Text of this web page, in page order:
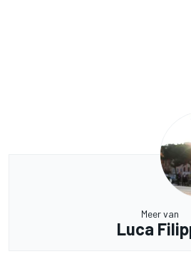
Meer van
Luca